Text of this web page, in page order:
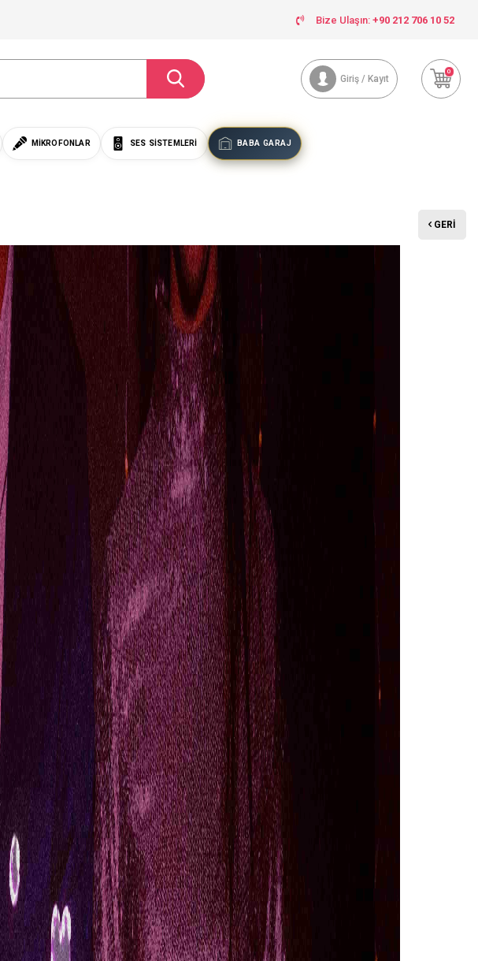
Bize Ulaşın: +90 212 706 10 52
Giriş / Kayıt
0
MIKROFONLAR SES SISTEMLERI BABA GARAJ
GERI